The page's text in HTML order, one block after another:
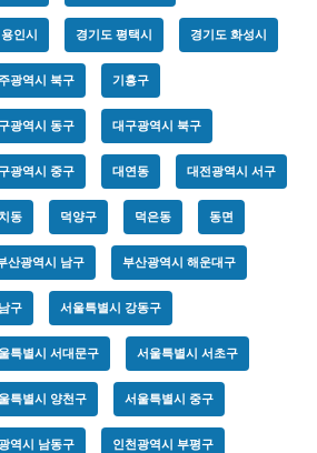
인시 경기도 평택시 경기도 화성시
광역시 북구 기흥구
광역시 동구 대구광역시 북구
광역시 중구 대연동 대전광역시 서구
동 덕양구 덕은동 동면
산광역시 남구 부산광역시 해운대구
구 서울특별시 강동구
특별시 서대문구 서울특별시 서초구
특별시 양천구 서울특별시 중구
역시 남동구 인천광역시 부평구